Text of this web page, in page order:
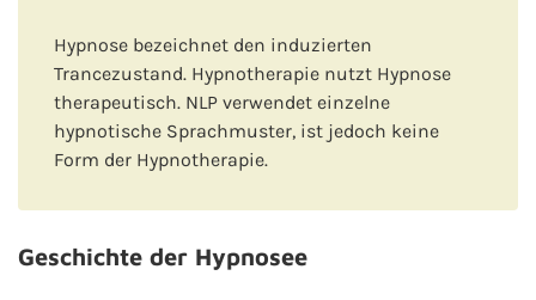
Hypnose bezeichnet den induzierten
Trancezustand. Hypnotherapie nutzt Hypnose
therapeutisch. NLP verwendet einzelne
hypnotische Sprachmuster, ist jedoch keine
Form der Hypnotherapie.
Geschichte der Hypnosee